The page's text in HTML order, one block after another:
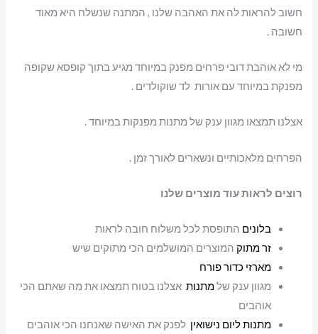
חשוב להראות לה את האהבה שלנו , המתנה שנשלח היא מאוד
חשובה .
מי לא אוהבת דובי פרחים מפנק במיוחד מגיע בתוך קופסא שקופה
מפנקת במיוחד עם אורות לד שוקולדים .
אצלנו תמצאו מגוון ענק של מתנות מפנקות במיוחד .
הפרחים מלאכותיים ונשארים לאורך זמן .
רוצים לראות עוד מוצרים שלנו
בלונים התופסת לכל משלוח חובה לראות
זר מתוק המוצרים המושלמים הכי מתוקים שיש
מארזי כדור פורח
מגוון ענק שלמתנות אצלנו בטוח תמצאו את מה שאתם הכי
אוהבים
מתנות ליום נישואין לפנק את האישה שאנחנו הכי אוהבים